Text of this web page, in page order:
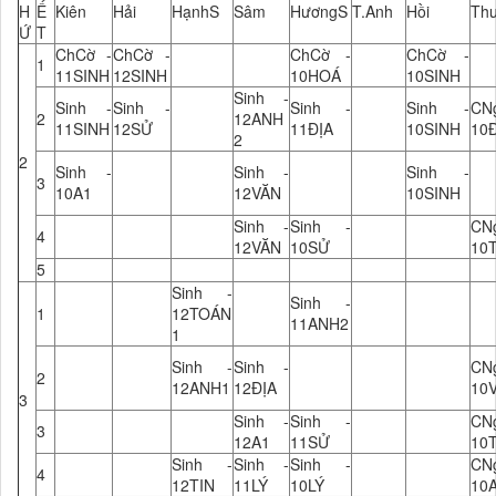
H
Ứ
Ế
T
Kiên Hải HạnhS Sâm HươngS T.Anh Hồi
2
1 ChCờ -
11SINH
ChCờ -
12SINH
ChCờ -
10HOÁ
ChCờ -
10SINH
2 Sinh -
11SINH
Sinh -
12SỬ
Sinh -
12ANH
2
Sinh -
11ĐỊA
Sinh -
10SINH
3 Sinh -
10A1
Sinh -
12VĂN
Sinh -
10SINH
4
Sinh -
12VĂN
Sinh -
10SỬ
5
3
1
Sinh -
12TOÁN
1
Sinh -
11ANH2
2
Sinh -
12ANH1
Sinh -
12ĐỊA
3
Sinh -
12A1
Sinh -
11SỬ
4
Sinh -
12TIN
Sinh -
11LÝ
Sinh -
10LÝ